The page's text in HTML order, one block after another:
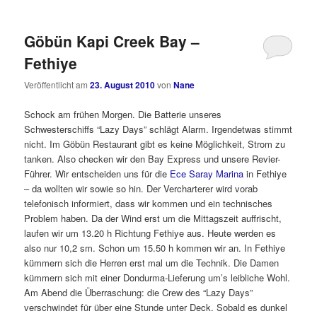
Göbün Kapi Creek Bay –
Fethiye
Veröffentlicht am23. August 2010vonNane
Schock am frühen Morgen. Die Batterie unseres
Schwesterschiffs “Lazy Days” schlägt Alarm. Irgendetwas stimmt
nicht. Im Göbün Restaurant gibt es keine Möglichkeit, Strom zu
tanken. Also checken wir den Bay Express und unsere Revier-
Führer. Wir entscheiden uns für die Ece Saray Marina in Fethiye
– da wollten wir sowie so hin. Der Vercharterer wird vorab
telefonisch informiert, dass wir kommen und ein technisches
Problem haben. Da der Wind erst um die Mittagszeit auffrischt,
laufen wir um 13.20 h Richtung Fethiye aus. Heute werden es
also nur 10,2 sm. Schon um 15.50 h kommen wir an. In Fethiye
kümmern sich die Herren erst mal um die Technik. Die Damen
kümmern sich mit einer Dondurma-Lieferung um’s leibliche Wohl.
Am Abend die Überraschung: die Crew des “Lazy Days”
verschwindet für über eine Stunde unter Deck. Sobald es dunkel